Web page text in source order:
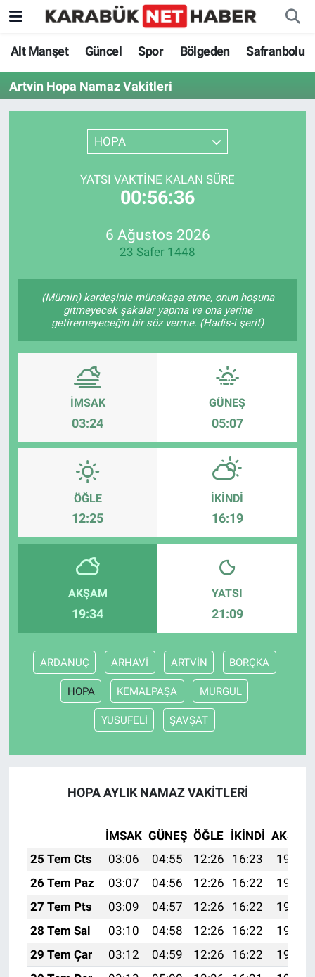
Alt Manşet Güncel Spor Bölgeden Safranbolu
Artvin Hopa Namaz Vakitleri
HOPA
YATSI VAKTINE KALAN SÜRE
00:56:36
6 Ağustos 2026
23 Safer 1448
(Mümin) kardeşinle münakaşa etme, onun hoşuna
gitmeyecek şakalar yapma ve ona yerine
getiremeyeceğin bir söz verme. (Hadis-i şerif)
İMSAK
03:24
GÜNEŞ
05:07
ÖĞLE
12:25
İKINDI
16:19
AKŞAM
19:34
YATSI
21:09
ARDANUÇ ARHAVİ ARTVİN BORÇKA
HOPA KEMALPAŞA MURGUL
YUSUFELİ ŞAVŞAT
HOPA AYLIK NAMAZ VAKITLERI
İMSAK GÜNEŞ ÖĞLE İKINDI AKŞAM
25 Tem Cts
03:06 04:55 12:26 16:23
19:46
26 Tem Paz
03:07 04:56 12:26 16:22
19:46
27 Tem Pts
03:09 04:57 12:26 16:22
19:45
28 Tem Sal
03:10 04:58 12:26 16:22
19:44
29 Tem Çar
03:12 04:59 12:26 16:22
19:43